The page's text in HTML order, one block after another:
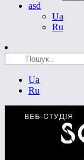
asd
Ua
Ru
Ua
Ru